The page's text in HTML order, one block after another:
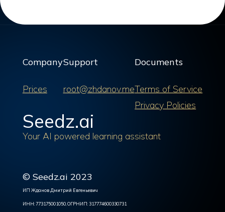
Company
Prices
Support
root@zhdanov.me
Documents
Terms of Service
Privacy Policies
Seedz.ai
Your AI powered learning assistant
© Seedz.ai 2023
ИП Жданов Дмитрий Евгеньевич
ИНН: 773175001050, ОГРНИП: 317774600330731